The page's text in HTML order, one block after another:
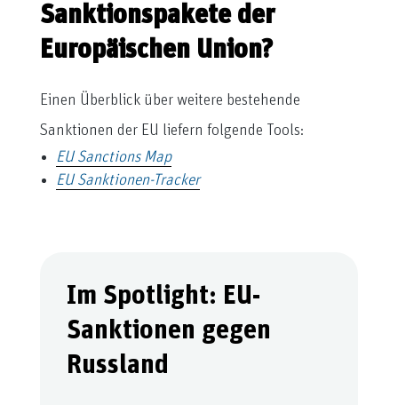
Sanktionspakete der
Europäischen Union?
Einen Überblick über weitere bestehende
Sanktionen der EU liefern folgende Tools:
EU Sanctions Map
EU Sanktionen-Tracker
Im Spotlight: EU-
Sanktionen gegen
Russland